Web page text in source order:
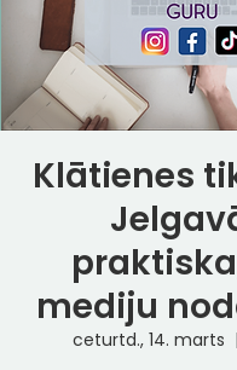
Klātienes
mediju
ceturtd., 14. marts
  |